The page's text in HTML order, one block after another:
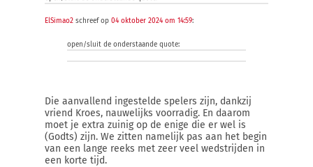
ElSimao2 schreef op 04 oktober 2024 om 14:59:
open/sluit de onderstaande quote:
Die aanvallend ingestelde spelers zijn, dankzij
vriend Kroes, nauwelijks voorradig. En daarom
moet je extra zuinig op de enige die er wel is
(Godts) zijn. We zitten namelijk pas aan het begin
van een lange reeks met zeer veel wedstrijden in
een korte tijd.